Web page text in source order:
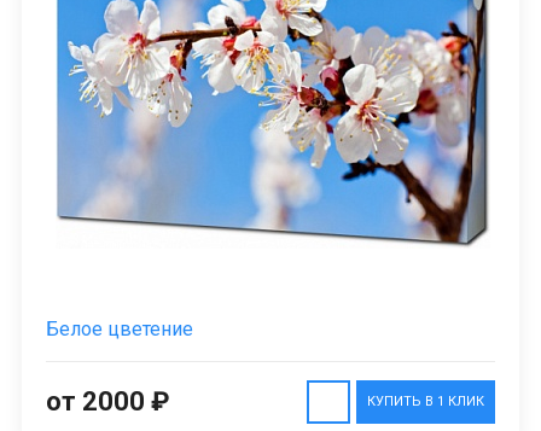
Белое цветение
КУПИТЬ В 1 КЛИК
от 2000 ₽